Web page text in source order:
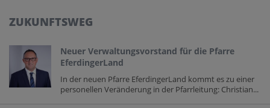
ZUKUNFTSWEG
Neuer Verwaltungsvorstand für die Pfarre
EferdingerLand
In der neuen Pfarre EferdingerLand kommt es zu einer
personellen Veränderung in der Pfarrleitung: Christian...